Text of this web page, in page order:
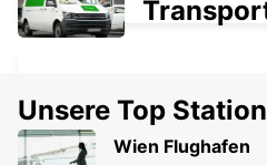
GANGNAM DOWNTOWN
SEOUL - KOREA(SOUTH)
Unsere Top
Wien Flughafen